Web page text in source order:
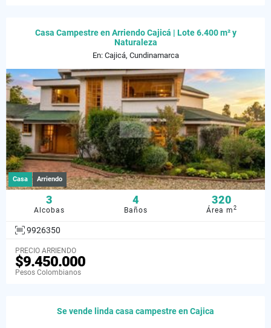
Casa Campestre en Arriendo Cajicá | Lote 6.400 m² y
Naturaleza
En: Cajicá, Cundinamarca
Casa Arriendo
3
Alcobas
4
Baños
320
Área m2
9926350
PRECIO ARRIENDO
$9.450.000
Pesos Colombianos
Se vende linda casa campestre en Cajica